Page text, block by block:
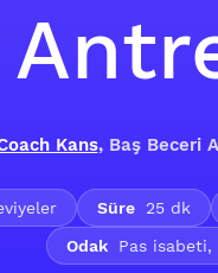
Kans, Baş Beceri
Süre 25 dk
Odak
Pas